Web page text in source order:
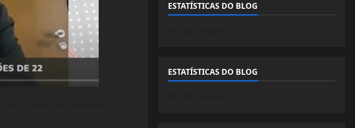
ESTATÍSTICAS DO BLOG
ESTATÍSTICAS DO BLOG